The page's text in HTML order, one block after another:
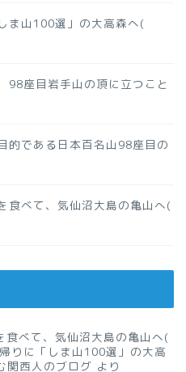
ま山100選」の大高森へ(
98座目岩手山の頂に立つこと
的である日本百名山98座目の
食べて、気仙沼大島の亀山へ(
べて、気仙沼大島の亀山へ(
りに「しま山100選」の大高
西人のブログ より